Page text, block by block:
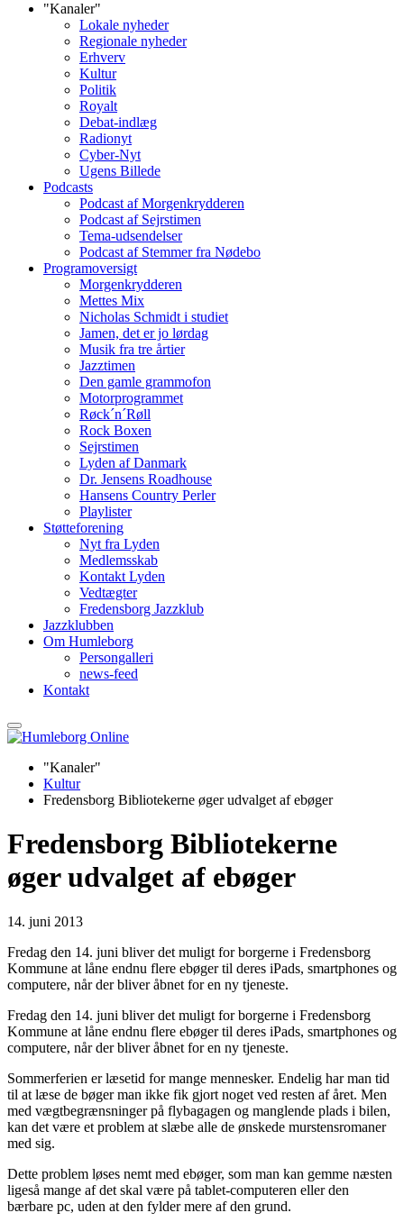
"Kanaler"
Lokale nyheder
Regionale nyheder
Erhverv
Kultur
Politik
Royalt
Debat-indlæg
Radionyt
Cyber-Nyt
Ugens Billede
Podcasts
Podcast af Morgenkrydderen
Podcast af Sejrstimen
Tema-udsendelser
Podcast af Stemmer fra Nødebo
Programoversigt
Morgenkrydderen
Mettes Mix
Nicholas Schmidt i studiet
Jamen, det er jo lørdag
Musik fra tre årtier
Jazztimen
Den gamle grammofon
Motorprogrammet
Røck´n´Røll
Rock Boxen
Sejrstimen
Lyden af Danmark
Dr. Jensens Roadhouse
Hansens Country Perler
Playlister
Støtteforening
Nyt fra Lyden
Medlemsskab
Kontakt Lyden
Vedtægter
Fredensborg Jazzklub
Jazzklubben
Om Humleborg
Persongalleri
news-feed
Kontakt
"Kanaler"
Kultur
Fredensborg Bibliotekerne øger udvalget af ebøger
Fredensborg Bibliotekerne
øger udvalget af ebøger
14. juni 2013
Fredag den 14. juni bliver det muligt for borgerne i Fredensborg
Kommune at låne endnu flere ebøger til deres iPads, smartphones og
computere, når der bliver åbnet for en ny tjeneste.
Fredag den 14. juni bliver det muligt for borgerne i Fredensborg
Kommune at låne endnu flere ebøger til deres iPads, smartphones og
computere, når der bliver åbnet for en ny tjeneste.
Sommerferien er læsetid for mange mennesker. Endelig har man tid
til at læse de bøger man ikke fik gjort noget ved resten af året. Men
med vægtbegrænsninger på flybagagen og manglende plads i bilen,
kan det være et problem at slæbe alle de ønskede murstensromaner
med sig.
Dette problem løses nemt med ebøger, som man kan gemme næsten
ligeså mange af det skal være på tablet-computeren eller den
bærbare pc, uden at den fylder mere af den grund.